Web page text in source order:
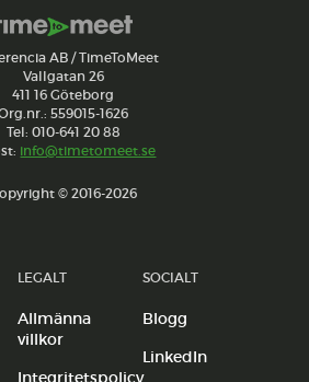
AB / TimeToMeet
Vallgatan 26
411 16 Göteborg
559015-1626
Tel: 010-641 20 88
info@timetomeet.se
© 2016-2026
LEGALT
Allmänna
villkor
Integritetspolicy
SOCIALT
Blogg
LinkedIn